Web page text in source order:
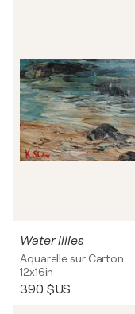
Water lilies
Aquarelle sur Carton
12x16in
390 $US